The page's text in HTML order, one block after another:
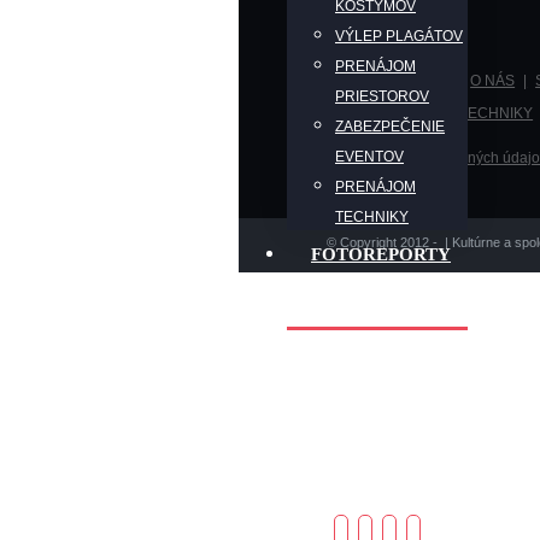
KOSTÝMOV
VÝLEP PLAGÁTOV
PRENÁJOM
PRIESTOROV
ZABEZPEČENIE
EVENTOV
PRENÁJOM
TECHNIKY
FOTOREPORTY
O NÁS
PRENÁJOM TECHNIKY
Ochrana osobných
© Copyright 2012 - | Kultúrne a